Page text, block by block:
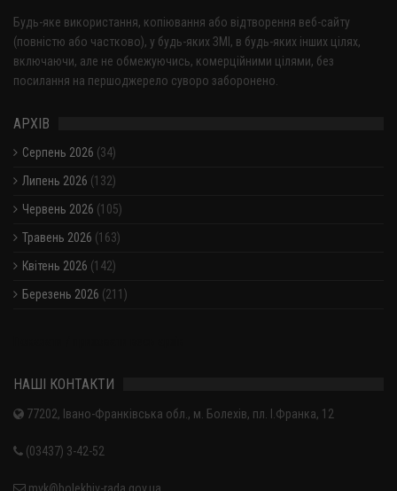
Будь-яке використання, копіювання або відтворення веб-сайту
(повністю або частково), у будь-яких ЗМІ, в будь-яких інших цілях,
включаючи, але не обмежуючись, комерційними цілями, без
посилання на першоджерело суворо заборонено.
АРХІВ
Серпень 2026 (34)
Липень 2026 (132)
Червень 2026 (105)
Травень 2026 (163)
Квітень 2026 (142)
Березень 2026 (211)
НАШІ КОНТАКТИ
77202, Івано-Франківська обл., м. Болехів, пл. І.Франка, 12
(03437) 3-42-52